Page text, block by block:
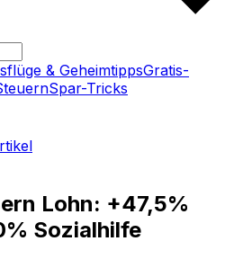
& GeheimtippsGratis-
Spar-Tricks
Lohn: +47,5%
Sozialhilfe